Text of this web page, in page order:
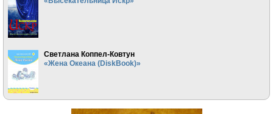
Светлана Коппел-Ковтун
«Жена Океана (DiskBook)»